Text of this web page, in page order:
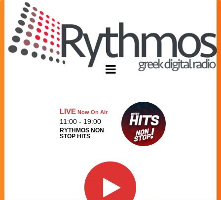
LIVENow On Air
11:00 - 19:00
RYTHMOS NON
STOP HITS